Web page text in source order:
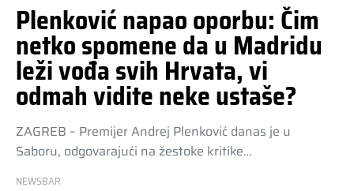
Plenković napao oporbu: Čim
netko spomene da u Madridu
leži vođa svih Hrvata, vi
odmah vidite neke ustaše?
ZAGREB – Premijer Andrej Plenković danas je u
Saboru, odgovarajući na žestoke kritike…
NEWSBAR